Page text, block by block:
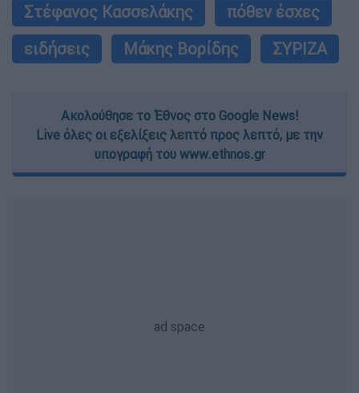
Στέφανος Κασσελάκης
πόθεν έσχες
ειδήσεις
Μάκης Βορίδης ΣΥΡΙΖΑ
Ακολούθησε το Έθνος στο Google News!
Live όλες οι εξελίξεις λεπτό προς λεπτό, με την
υπογραφή του www.ethnos.gr